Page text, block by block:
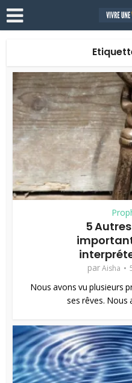
5
parAisha
Nous avons vu plusieurs
ses rêves. Nous